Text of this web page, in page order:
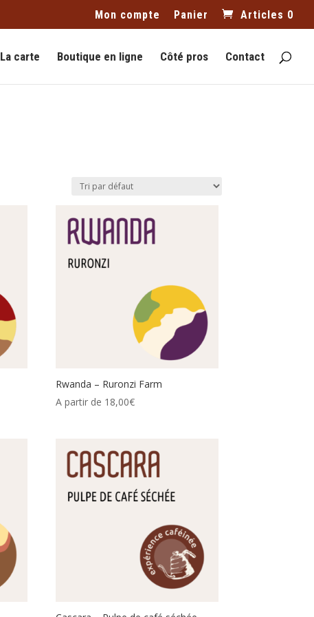
Mon compte Panier Articles 0
La carte Boutique en ligne Côté pros Contact
Rwanda – Ruronzi Farm
A partir de 18,00€